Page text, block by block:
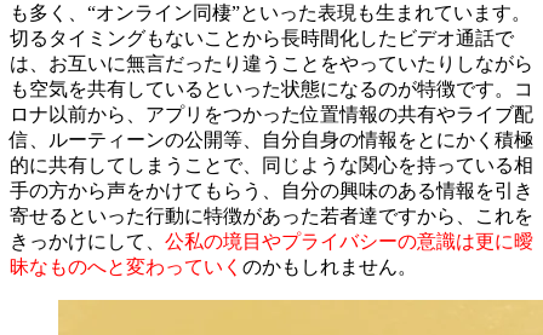
も多く、“オンライン同棲”といった表現も生まれています。
切るタイミングもないことから長時間化したビデオ通話で
は、お互いに無言だったり違うことをやっていたりしながら
も空気を共有しているといった状態になるのが特徴です。コ
ロナ以前から、アプリをつかった位置情報の共有やライブ配
信、ルーティーンの公開等、自分自身の情報をとにかく積極
的に共有してしまうことで、同じような関心を持っている相
手の方から声をかけてもらう、自分の興味のある情報を引き
寄せるといった行動に特徴があった若者達ですから、これを
きっかけにして、 公私の境目やプライバシーの意識は更に曖
昧なものへと変わっていく のかもしれません。